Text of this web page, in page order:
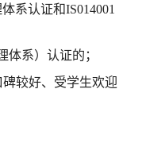
系认证和IS014001
系）认证的；
较好、受学生欢迎